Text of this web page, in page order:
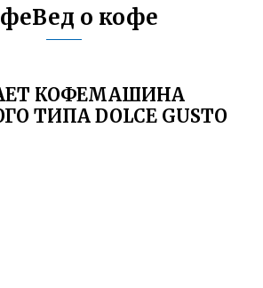
о кофе
КОФЕМАШИНА
ТИПА DOLCE GUSTO